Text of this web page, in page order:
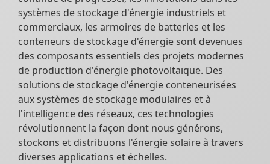
systèmes de stockage d'énergie industriels et
commerciaux, les armoires de batteries et les
conteneurs de stockage d'énergie sont devenues
des composants essentiels des projets modernes
de production d'énergie photovoltaïque. Des
solutions de stockage d'énergie conteneurisées
aux systèmes de stockage modulaires et à
l'intelligence des réseaux, ces technologies
révolutionnent la façon dont nous générons,
stockons et distribuons l'énergie solaire à travers
diverses applications et échelles.